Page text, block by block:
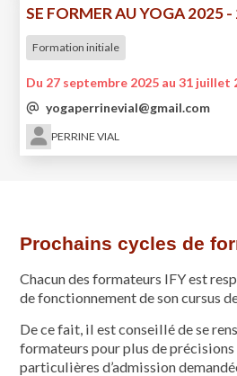
SE FORMER AU YOGA 2025
Formation initiale
Du 27 septembre 2025 au 31 juillet
yogaperrinevial@gmail.com
PERRINE VIAL
Prochains cycles de
Chacun des formateurs IFY est
de fonctionnement de son cursus
De ce fait, il est conseillé de se
formateurs pour plus de
particulières d’admission